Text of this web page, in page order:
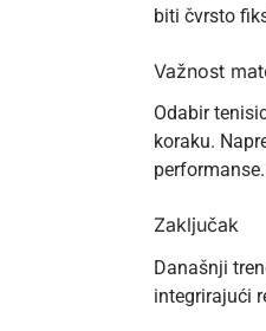
biti čvrsto
Važnost
Odabir
koraku.
performanse
Zaključak
Današnji
integrirajući